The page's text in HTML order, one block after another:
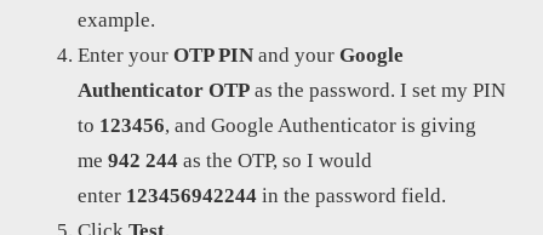
example.
Enter your OTP PIN and your Google
Authenticator OTP as the password. I set my PIN
to 123456, and Google Authenticator is giving
me 942 244 as the OTP, so I would
enter 123456942244 in the password field.